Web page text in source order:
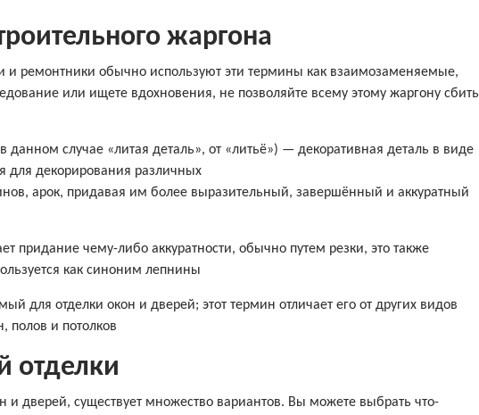
жаргона
и ремонтники обычно используют эти термины как взаимозаменяемые,
или ищете вдохновения, не позволяйте всему этому жаргону сбить
данном случае «литая деталь», от «литьё») — декоративная деталь в виде
для декорирования различных
арок, придавая им более выразительный, завершённый и аккуратный
придание чему-либо аккуратности, обычно путем резки, это также
как синоним лепнины
для отделки окон и дверей; этот термин отличает его от других видов
полов и потолков
отделки
и дверей, существует множество вариантов. Вы можете выбрать что-